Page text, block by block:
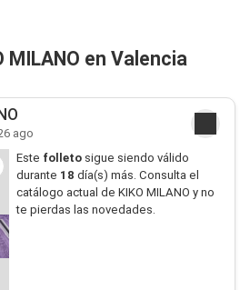
MILANO en Valencia
ago
Este folletosigue siendo válido
durante 18 día(s) más. Consulta el
catálogo actual de KIKO MILANO y no
te pierdas las novedades.